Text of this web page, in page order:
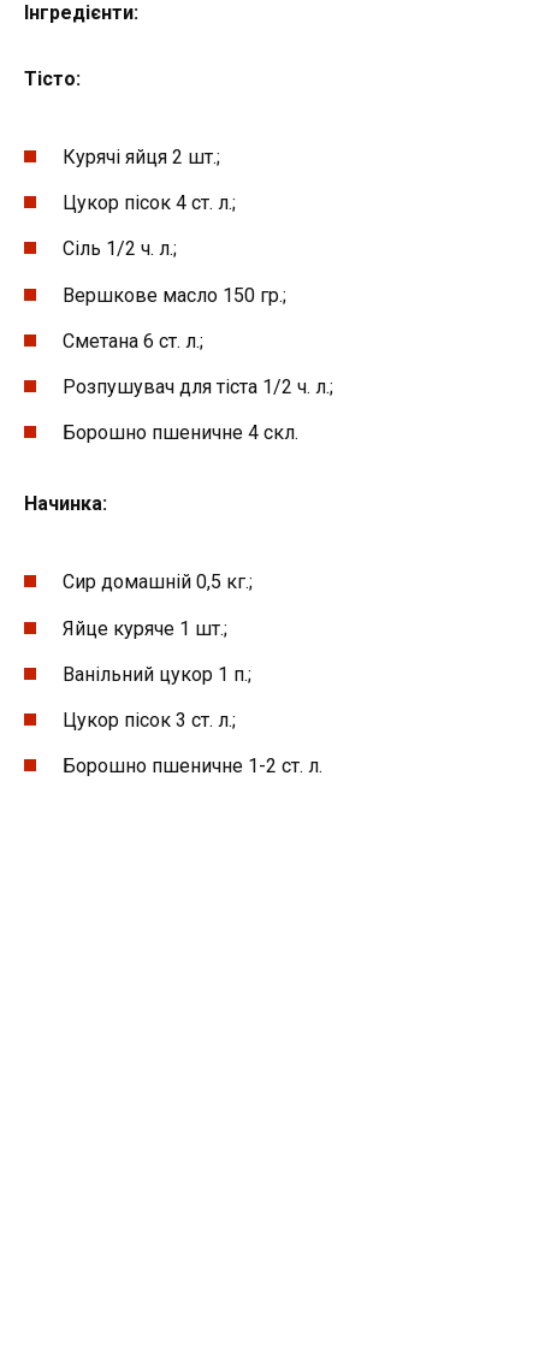
Інгредієнти:
Тісто:
Курячі яйця 2 шт.;
Цукор пісок 4 ст. л.;
Сіль 1/2 ч. л.;
Вершкове масло 150 гр.;
Сметана 6 ст. л.;
Розпушувач для тіста 1/2 ч. л.;
Борошно пшеничне 4 скл.
Начинка:
Сир домашній 0,5 кг.;
Яйце куряче 1 шт.;
Ванільний цукор 1 п.;
Цукор пісок 3 ст. л.;
Борошно пшеничне 1-2 ст. л.